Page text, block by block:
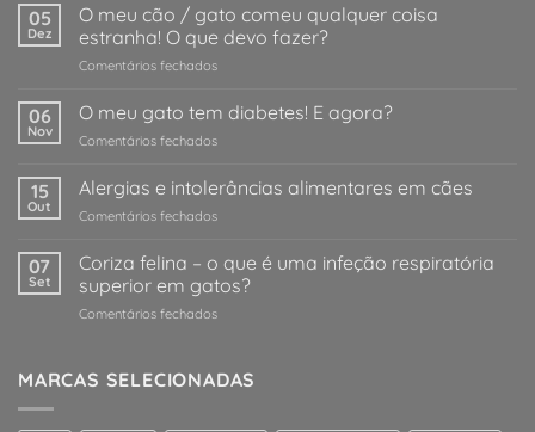
05
Dez
O meu cão / gato comeu qualquer coisa
estranha! O que devo fazer?
Comentários fechadosem
meu
/
comeu
O
que
06
Nov
O meu gato tem diabetes! E agora?
Comentários fechadosem
meu
tem
E
agora?
15
Out
Alergias e intolerâncias alimentares em cães
Comentários fechadosem
intolerâncias
alimentares
em
07
Set
Coriza felina – o que é uma infeção respiratória
superior em gatos?
Comentários fechadosem
–
MARCAS SELECIONADAS